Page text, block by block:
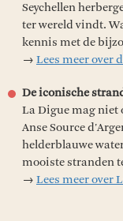
Seychellen
ter wereld vindt.
kennis met de
→ Lees meer over
De iconische
La Digue mag
Anse Source
helderblauwe
mooiste stranden
→ Lees meer over